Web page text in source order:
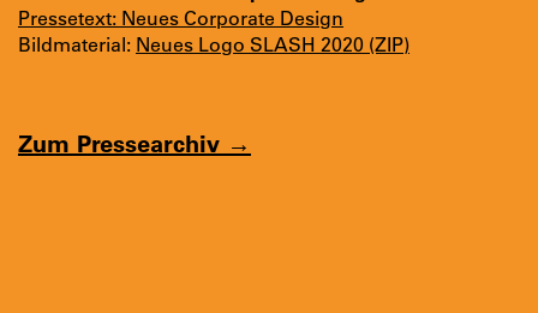
Pressetext: Neues Corporate Design
Bildmaterial: Neues Logo SLASH 2020 (ZIP)
Zum Pressearchiv →